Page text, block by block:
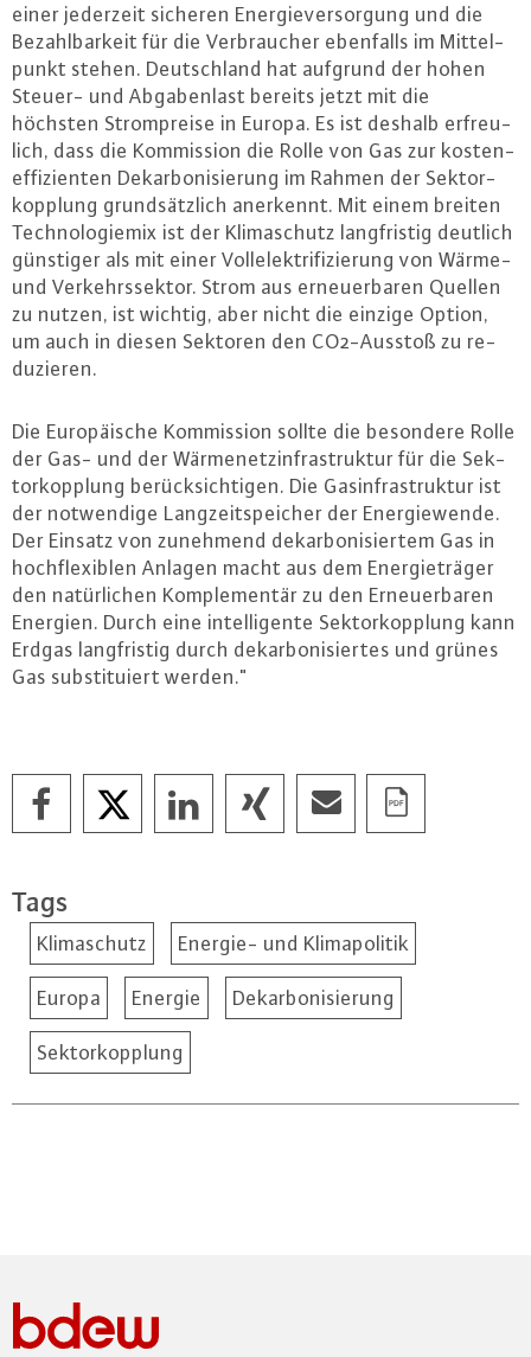
einer jederzeit sicheren En­er­gie­ver­sor­gung und die
Be­zahl­bar­keit für die Ver­brau­cher ebenfalls im Mit­tel­
punkt stehen. Deutsch­land hat aufgrund der hohen
Steuer- und Ab­ga­ben­last bereits jetzt mit die
höchsten Strom­prei­se in Europa. Es ist deshalb er­freu­
lich, dass die Kom­mis­si­on die Rolle von Gas zur kos­ten­
ef­fi­zi­en­ten Dekar­bo­ni­sie­rung im Rahmen der Sek­tor­
kopp­lung grund­sätz­lich anerkennt. Mit einem breiten
Tech­no­lo­gie­mix ist der Kli­ma­schutz lang­fris­tig deutlich
günstiger als mit einer Voll­elek­tri­fi­zie­rung von Wärme-
und Ver­kehrs­sek­tor. Strom aus er­neu­er­ba­ren Quellen
zu nutzen, ist wichtig, aber nicht die einzige Option,
um auch in diesen Sektoren den CO2-Aus­stoß zu re­
du­zie­ren.
Die Eu­ro­päi­sche Kom­mis­si­on sollte die besondere Rolle
der Gas- und der Wär­me­netz­in­fra­struk­tur für die Sek­
tor­kopp­lung be­rück­sich­ti­gen. Die Gas­in­fra­struk­tur ist
der not­wen­di­ge Lang­zeitspei­cher der En­er­gie­wen­de.
Der Einsatz von zunehmend dekar­bo­ni­sier­tem Gas in
hoch­fle­xi­blen Anlagen macht aus dem En­er­gie­trä­ger
den na­tür­li­chen Kom­ple­men­tär zu den Er­neu­er­ba­ren
Energien. Durch eine in­tel­li­gen­te Sek­tor­kopp­lung kann
Erdgas lang­fris­tig durch dekar­bo­ni­sier­tes und grünes
Gas sub­sti­tu­iert werden."
Tags
Klimaschutz Energie- und Klimapolitik
Europa Energie Dekarbonisierung
Sektorkopplung